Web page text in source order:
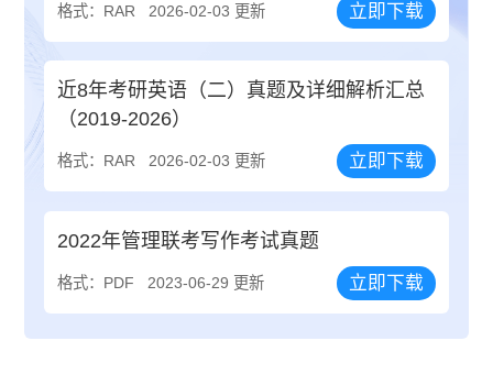
格式：RAR 2026-02-03 更新 立即下载
近8年考研英语（二）真题及详细解析汇总
（2019-2026）
格式：RAR 2026-02-03 更新 立即下载
2022年管理联考写作考试真题
格式：PDF 2023-06-29 更新 立即下载